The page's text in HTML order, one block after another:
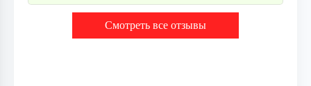
Смотреть все отзывы